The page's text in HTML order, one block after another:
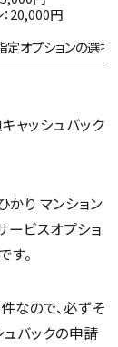
：20,000円
オプションの選択
ャッシュバック
かり マンション
ービスオプショ
。
なので、必ずそ
ュバックの申請